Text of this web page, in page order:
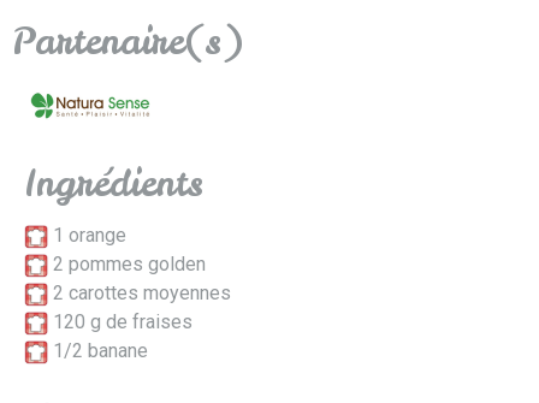
Partenaire(s)
Ingrédients
1 orange
2 pommes golden
2 carottes moyennes
120 g de fraises
1/2 banane